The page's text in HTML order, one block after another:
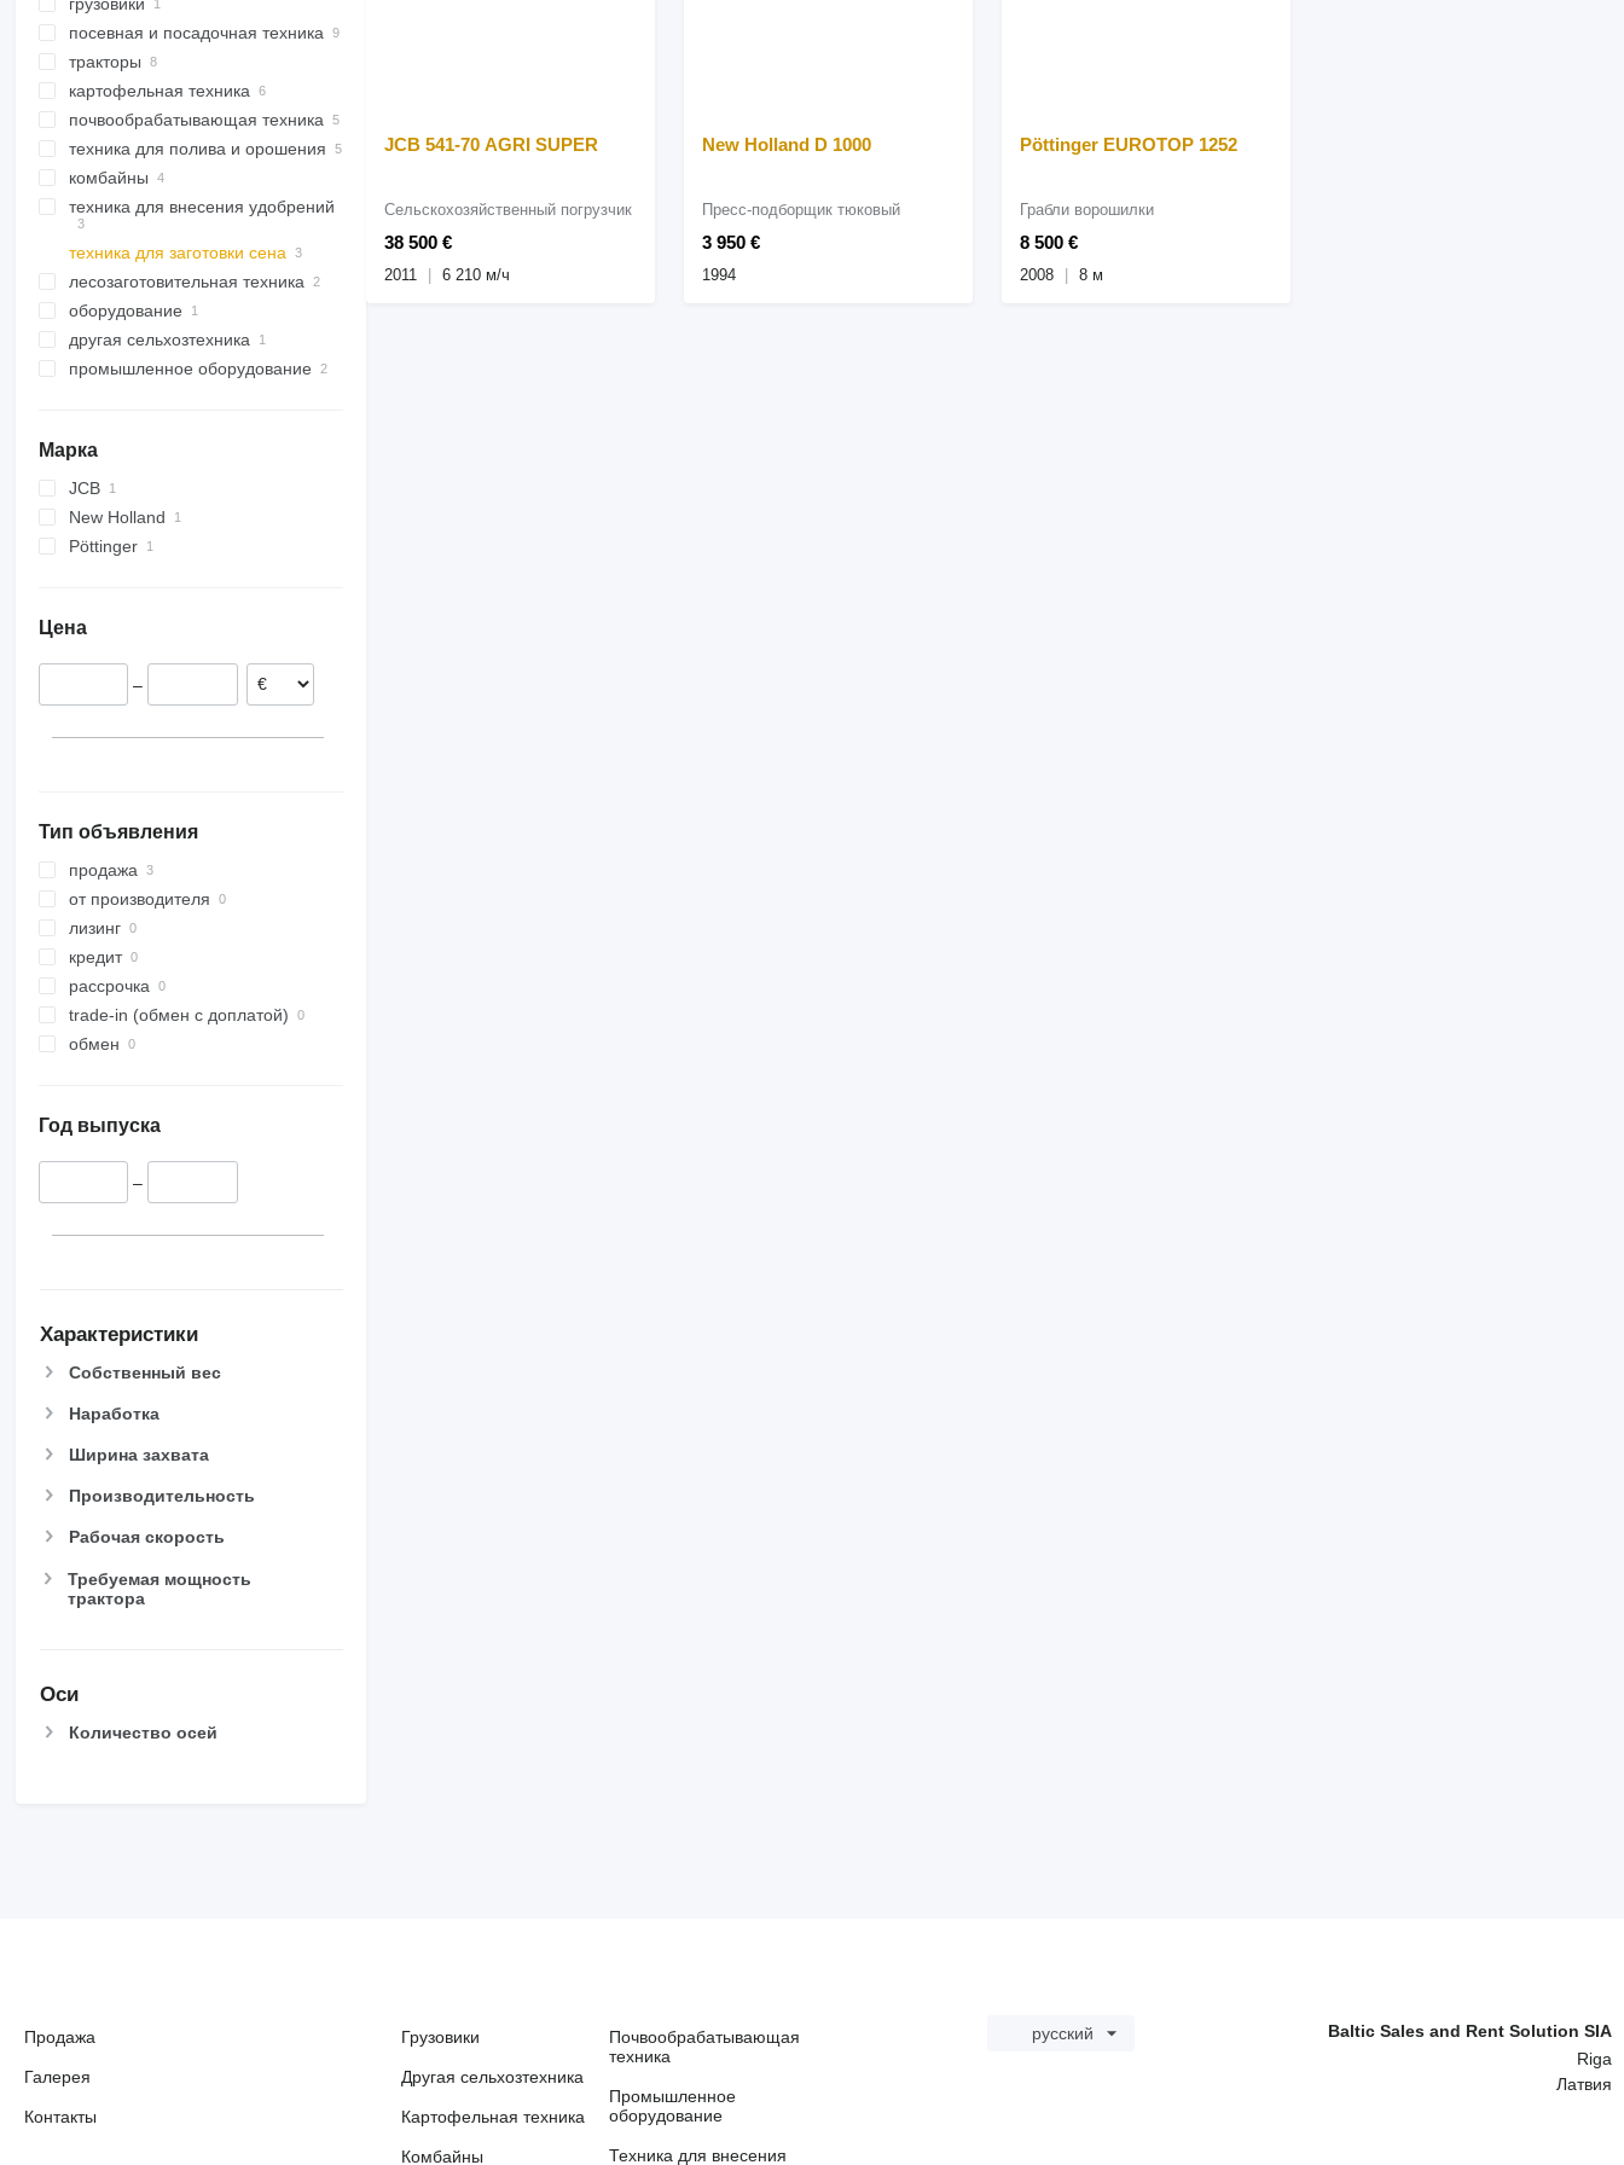
крюковые мультилифты
посевная и посадочная техника
посевные комплексы
сеялки сплошного высева
механические
тракторы
тракторы колесные
тракторы гусеничные
картофельная техника
картофелеуборочные
почвообрабатывающая техника
стерневые культиваторы
культиваторы
техника для полива и орошения
опрыскиватели прицепные
опрыскиватели навесные
комбайны
зерноуборочные комбайны
техника для внесения удобрений
разбрасыватели минеральных
навесные
удобрений
техника для заготовки сена
пресс-подборщики тюковые
грабли ворошилки
сельскохозяйственные
лесозаготовительная техника
измельчители веток
оборудование
оборудование для
другая сельхозтехника
промышленное оборудование
промышленности
Марка
JCB
541
New Holland
D-series
Pöttinger
Цена
–
Тип объявления
продажа
от производителя
лизинг
кредит
рассрочка
trade-in (обмен с доплатой)
обмен
Год выпуска
–
Характеристики
Собственный вес
Наработка
Ширина захвата
Производительность
Рабочая скорость
Требуемая мощность
трактора
Оси
Количество осей
JCB 541-70 AGRI SUPER
38 500 €
Сельскохозяйственный погрузчик
2011 6 210 м/ч
New Holland D 1000
3 950 €
Пресс-подборщик тюковый
1994
Pöttinger EUROTOP 1252
8 500 €
Грабли ворошилки
2008 8 м
Продажа
Галерея
Контакты
русский
Baltic Sales and Rent Solution SIA
Riga
Латвия
Грузовики
Другая сельхозтехника
Картофельная техника
Комбайны
Почвообрабатывающая
техника
Промышленное
оборудование
Техника для внесения